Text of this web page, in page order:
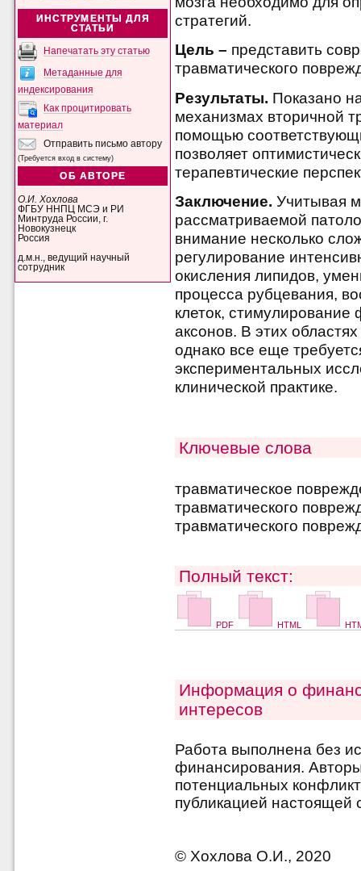
ИНСТРУМЕНТЫ ДЛЯ
СТАТЬИ
Напечатать эту статью
Метаданные для
индексирования
Как процитировать
материал
Отправить письмо автору
(Требуется вход в систему)
ОБ АВТОРЕ
О.И. Хохлова
ФГБУ ННПЦ МСЭ и РИ
Минтруда России, г.
Новокузнецк
Россия
д.м.н., ведущий научный
сотрудник
стратегий.
Цель – представить
травматического
Результаты. Показано
механизмах вторичной
помощью
позволяет
терапевтические
Заключение. Учитывая
рассматриваемой
внимание несколько
регулирование
окисления липидов,
процесса рубцевания,
клеток,
аксонов. В этих
однако все еще
экспериментальных
клинической практике.
Ключевые слова
травматическое
травматического
травматического
Полный текст:
PDF HTML
Информация о
интересов
Работа выполнена без
финансирования.
потенциальных
публикацией настоящей
© Хохлова О.И., 2020